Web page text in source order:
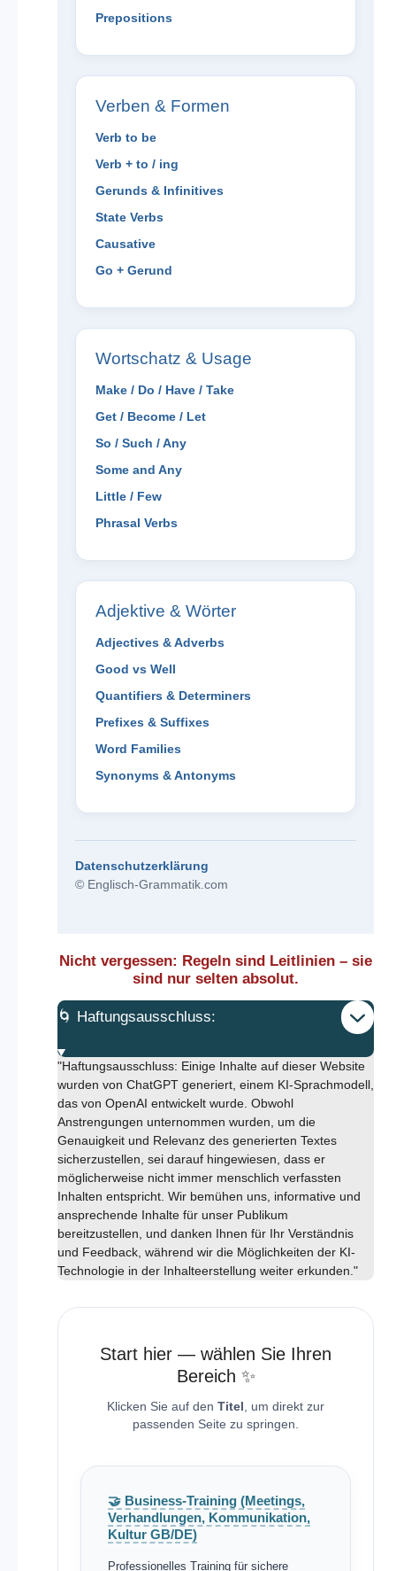
Prepositions
Verben & Formen
Verb to be
Verb + to / ing
Gerunds & Infinitives
State Verbs
Causative
Go + Gerund
Wortschatz & Usage
Make / Do / Have / Take
Get / Become / Let
So / Such / Any
Some and Any
Little / Few
Phrasal Verbs
Adjektive & Wörter
Adjectives & Adverbs
Good vs Well
Quantifiers & Determiners
Prefixes & Suffixes
Word Families
Synonyms & Antonyms
Datenschutzerklärung
© Englisch-Grammatik.com
Nicht vergessen: Regeln sind Leitlinien – sie
sind nur selten absolut.
🌀 Haftungsausschluss:
"Haftungsausschluss: Einige Inhalte auf dieser Website
wurden von ChatGPT generiert, einem KI-Sprachmodell,
das von OpenAI entwickelt wurde. Obwohl
Anstrengungen unternommen wurden, um die
Genauigkeit und Relevanz des generierten Textes
sicherzustellen, sei darauf hingewiesen, dass er
möglicherweise nicht immer menschlich verfassten
Inhalten entspricht. Wir bemühen uns, informative und
ansprechende Inhalte für unser Publikum
bereitzustellen, und danken Ihnen für Ihr Verständnis
und Feedback, während wir die Möglichkeiten der KI-
Technologie in der Inhalteerstellung weiter erkunden."
Start hier — wählen Sie Ihren
Bereich ✨
Klicken Sie auf den Titel , um direkt zur
passenden Seite zu springen.
🤝 Business-Training (Meetings,
Verhandlungen, Kommunikation,
Kultur GB/DE)
Professionelles Training für sichere